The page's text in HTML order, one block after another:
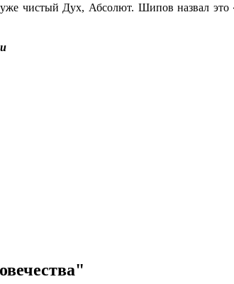
уже чистый Дух, Абсолют. Шипов назвал